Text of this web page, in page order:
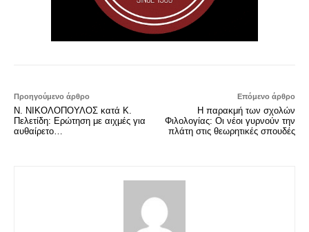
Προηγούμενο άρθρο
Ν. ΝΙΚΟΛΟΠΟΥΛΟΣ κατά Κ.
Πελετίδη: Ερώτηση με αιχμές για
αυθαίρετο…
Επόμενο άρθρο
Η παρακμή των σχολών
Φιλολογίας: Οι νέοι γυρνούν την
πλάτη στις θεωρητικές σπουδές